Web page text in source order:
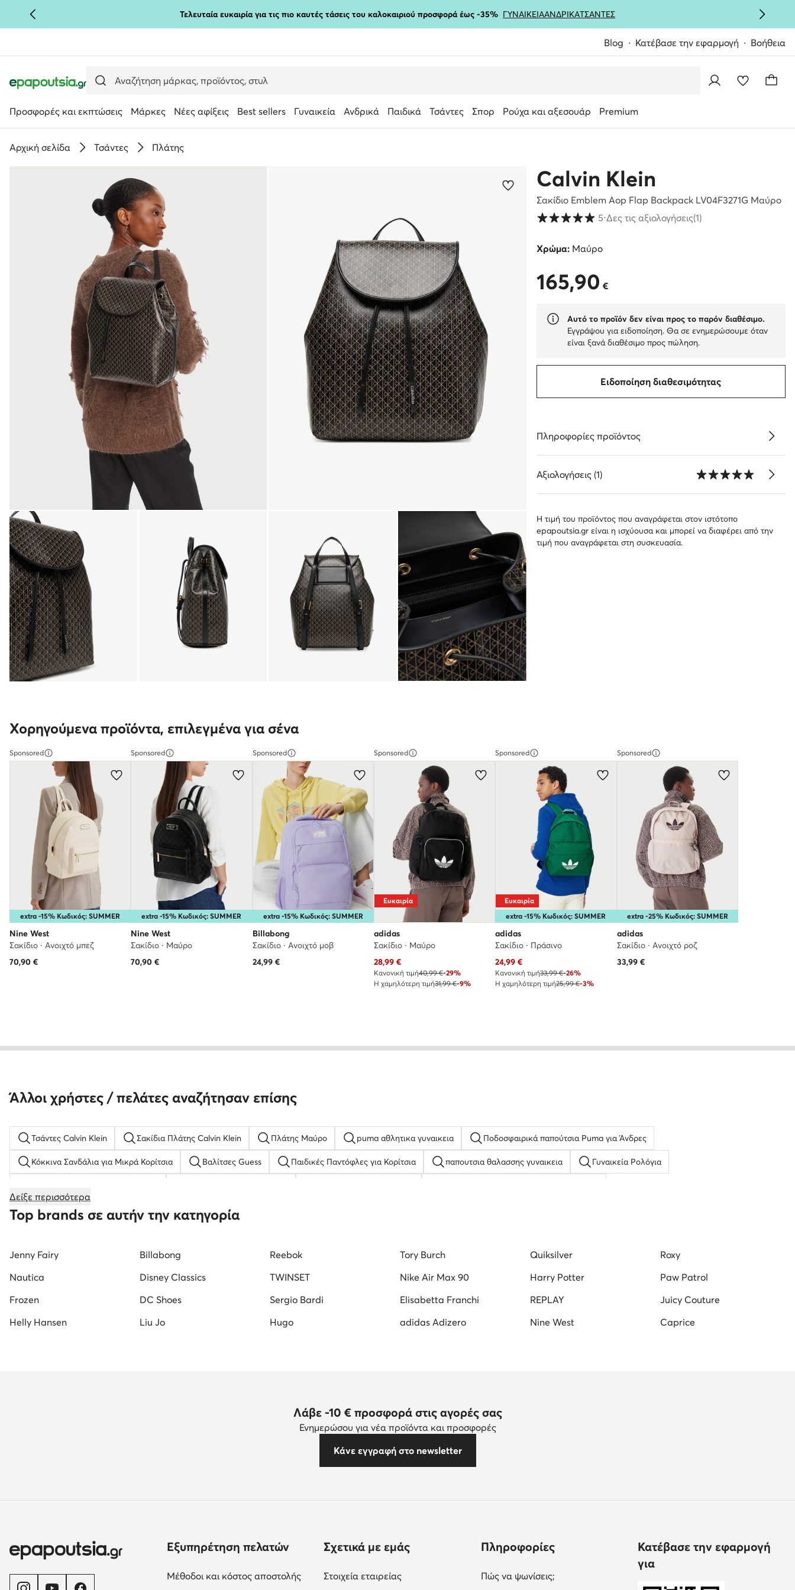
ΜΕΤΆΒΑΣΗ ΣΤΟ ΚΎΡΙΟ ΠΕΡΙΕΧΌΜΕΝΟΤελευταία ευκαιρία για τις πιο καυτές τάσεις του καλοκαιριού προσφορά έως -35% ΓΥΝΑΙΚΕΙΑΑΝΔΡΙΚΑΤΣΑΝΤΕΣ
Blog Κατέβασε την εφαρμογή Βοήθεια
Προσφορές και εκπτώσεις Μάρκες Νέες αφίξεις Best sellers Γυναικεία Ανδρικά Παιδικά Τσάντες Σπορ Ρούχα και αξεσουάρ Premium
Αρχική σελίδα Τσάντες Πλάτης
Calvin Klein
Σακίδιο Emblem Aop Flap Backpack LV04F3271G Μαύρο
Βαθμολογία πελατών σε κλίμακα 1 έως 5
5⋅Δες τις αξιολογήσεις(1)
Χρώμα:Μαύρο
165,90 €
165,90 €
Αυτό το προϊόν δεν είναι προς το παρόν διαθέσιμο.
Εγγράψου για ειδοποίηση. Θα σε ενημερώσουμε όταν
είναι ξανά διαθέσιμο προς πώληση.
Ειδοποίηση διαθεσιμότητας
Πληροφορίες προϊόντος
Αξιολογήσεις (1)
Η τιμή του προϊόντος που αναγράφεται στον ιστότοπο
epapoutsia.gr είναι η ισχύουσα και μπορεί να διαφέρει από την
τιμή που αναγράφεται στη συσκευασία.
Χορηγούμενα προϊόντα, επιλεγμένα για σένα
Sponsored
extra -15% Κωδικός: SUMMER
Nine West
Σακίδιο · Ανοιχτό μπεζ
70,90 €
Sponsored
extra -15% Κωδικός: SUMMER
Nine West
Σακίδιο · Μαύρο
70,90 €
Sponsored
extra -15% Κωδικός: SUMMER
Billabong
Σακίδιο · Ανοιχτό μοβ
24,99€
Sponsored
Ευκαιρία
adidas
Σακίδιο · Μαύρο
Τρέχουσα τιμή
28,99€
Κανονική τιμή40,99 €-29%
Η χαμηλότερη τιμή31,99 €-9%
Sponsored
extra -15% Κωδικός: SUMMER
Ευκαιρία
adidas
Σακίδιο · Πράσινο
Τρέχουσα τιμή
24,99 €
Κανονική τιμή33,99 €-26%
Η χαμηλότερη τιμή25,99 €-3%
Sponsored
extra -25% Κωδικός: SUMMER
adidas
Σακίδιο · Ανοιχτό ροζ
33,99€
Άλλοι χρήστες / πελάτες αναζήτησαν επίσης
Τσάντες Calvin Klein Σακίδια Πλάτης Calvin Klein Πλάτης Μαύρο puma αθλητικα γυναικεια Ποδοσφαιρικά παπούτσια Puma για Άνδρες
Κόκκινα Σανδάλια για Μικρά Κορίτσια Βαλίτσες Guess Παιδικές Παντόφλες για Κορίτσια παπουτσια θαλασσης γυναικεια Γυναικεία Ρολόγια
Γυναικείες Σαγιονάρες
Λευκά Αθλητικά για Αγόρια Παιδικά Μποτάκια για Κορίτσια
Δείξε περισσότερα
Top brands σε αυτήν την κατηγορία
Jenny Fairy Billabong Reebok Tory Burch Quiksilver
Roxy
Nautica
Disney Classics TWINSET Nike Air Max 90 Harry Potter
Paw Patrol
Frozen
DC Shoes Sergio Bardi Elisabetta Franchi REPLAY
Juicy Couture
Helly Hansen
Liu Jo Hugo adidas Adizero Nine West Caprice
Λάβε -10 € προσφορά στις αγορές σας
Ενημερώσου για νέα προϊόντα και προσφορές
Κάνε εγγραφή στο newsletter
Εξυπηρέτηση πελατών
Μέθοδοι και κόστος αποστολής
Σχετικά με εμάς
Στοιχεία εταιρείας
Πληροφορίες
Πώς να ψωνίσεις;
Κατέβασε την εφαρμογή
για